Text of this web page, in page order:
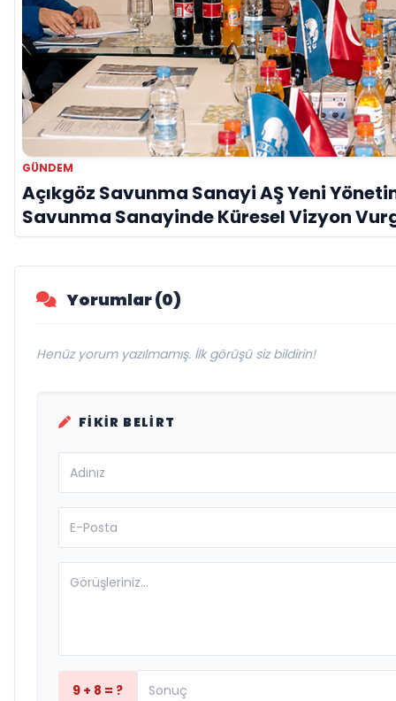
GÜNDEM
Açıkgöz Savunma Sanayi AŞ Yeni
Savunma Sanayinde Küresel Vizyon
Yorumlar (0)
Henüz yorum yazılmamış. İlk görüşü siz bildirin!
FIKIR BELIRT
9 + 8 = ?